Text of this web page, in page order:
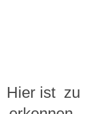
Hier ist zu